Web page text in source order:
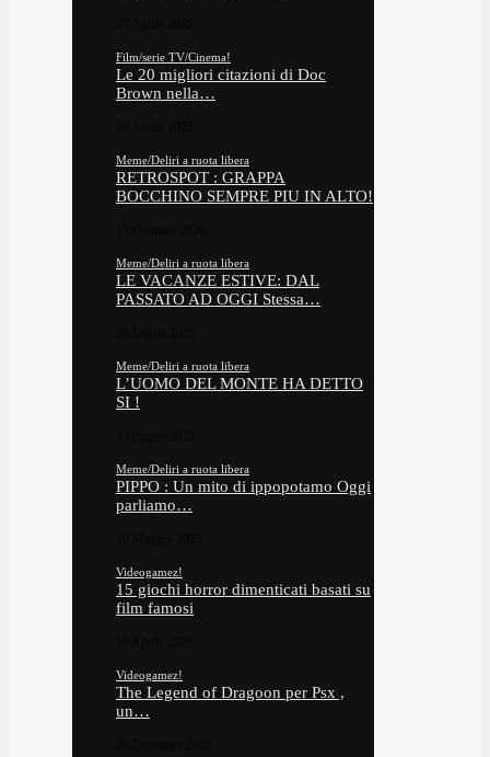
Film/serie TV/Cinema!
Le 20 migliori citazioni di Doc
Brown nella…
Meme/Deliri a ruota libera
RETROSPOT : GRAPPA
BOCCHINO SEMPRE PIU IN ALTO!
Meme/Deliri a ruota libera
LE VACANZE ESTIVE: DAL
PASSATO AD OGGI Stessa…
Meme/Deliri a ruota libera
L’UOMO DEL MONTE HA DETTO
SI !
Meme/Deliri a ruota libera
PIPPO : Un mito di ippopotamo Oggi
parliamo…
Videogamez!
15 giochi horror dimenticati basati su
film famosi
Videogamez!
The Legend of Dragoon per Psx ,
un…